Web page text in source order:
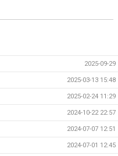
2025-09-29
2025-03-13 15:48
2025-02-24 11:29
2024-10-22 22:57
2024-07-07 12:51
2024-07-01 12:45